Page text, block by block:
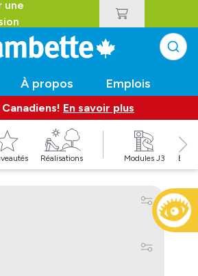
une
À propos Emplois
En savoir plus
Réalisations Modules J3